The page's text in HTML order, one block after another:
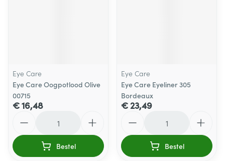
Eye Care
Eye Care Oogpotlood Olive
00715
€ 16,48
Bestel
Eye Care
Eye Care Eyeliner 305
Bordeaux
€ 23,49
Bestel